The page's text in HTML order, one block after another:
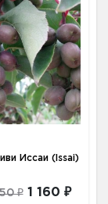
Иссаи (Issai)
₽ 1 160 ₽